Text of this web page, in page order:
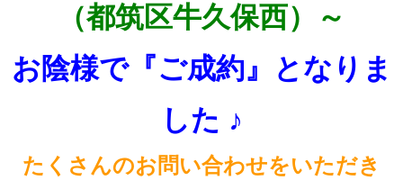
（都筑区牛久保西）～
お陰様で『ご成約』となりま
した ♪
たくさんのお問い合わせをいただき